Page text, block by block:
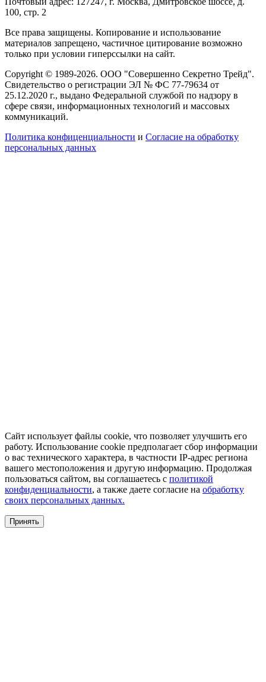
100, стр. 2
Все права защищены. Копирование и использование
материалов запрещено, частичное цитирование возможно
только при условии гиперссылки на сайт.
Copyright © 1989-2026. ООО "Совершенно Секретно Трейд".
Свидетельство о регистрации ЭЛ № ФС 77-79634 от
25.12.2020 г., выдано Федеральной службой по надзору в
сфере связи, информационных технологий и массовых
коммуникаций.
Политика конфиценциальности и Согласие на обработку
персональных данных
Сайт использует файлы cookie, что позволяет улучшить его
работу. Использование cookie предполагает сбор информации
о вас технического характера, в частности IP-адрес региона
вашего местоположения и другую информацию. Продолжая
пользоваться сайтом, вы соглашаетесь с политикой
конфиденциальности, а также даете согласие на обработку
своих персональных данных.
Принять